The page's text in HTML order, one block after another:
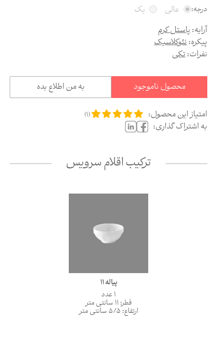
درجه: عالی
یک
آرایه:پاستل کرم
پیکره:نئوکلاسیک
نفرات:تکی
محصول ناموجود
به من اطلاع بده
امتیاز این محصول:
(
1
)
به اشتراک گذاری:
ترکیب اقلام سرویس
پیاله 11
1 عدد
قطر: 11 سانتی متر
ارتفاع: 5/5 سانتی متر